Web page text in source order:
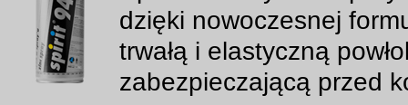
dzięki nowoczesnej
trwałą i elastyczną
zabezpieczającą przed